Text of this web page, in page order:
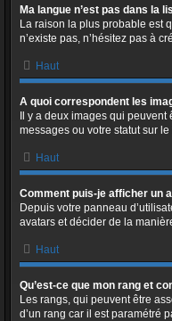
Ma langue n’est pas dans la
La raison la plus probable est
n’existe pas, n’hésitez pas à
Haut
A quoi correspondent les
Il y a deux images qui
messages ou votre statut sur
Haut
Comment puis-je afficher un
Depuis votre panneau
avatars et décider de la
Haut
Qu’est-ce que mon rang et
Les rangs, qui peuvent être
d’un rang car il est paramétré